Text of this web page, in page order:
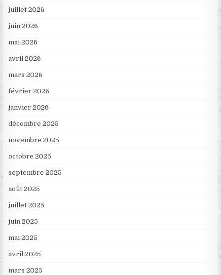
juillet 2026
juin 2026
mai 2026
avril 2026
mars 2026
février 2026
janvier 2026
décembre 2025
novembre 2025
octobre 2025
septembre 2025
août 2025
juillet 2025
juin 2025
mai 2025
avril 2025
mars 2025